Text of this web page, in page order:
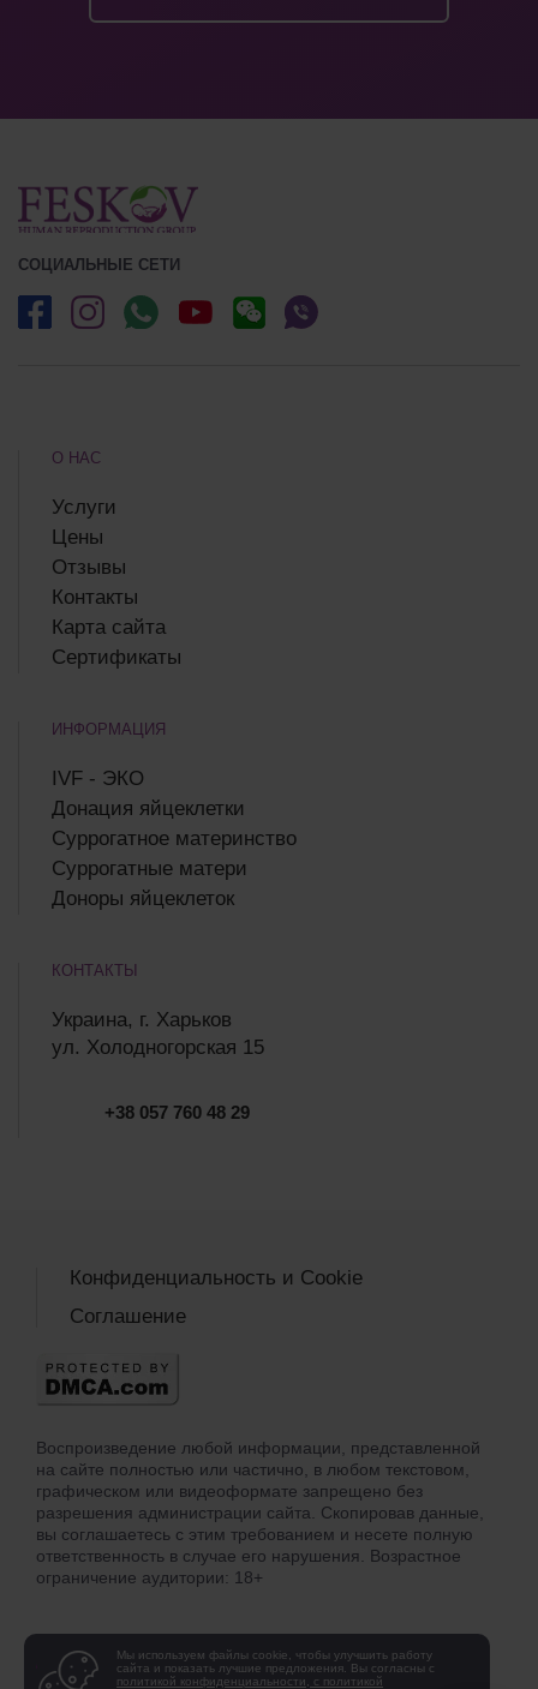
СОЦИАЛЬНЫЕ СЕТИ
О НАС
Услуги
Цены
Отзывы
Контакты
Карта сайта
Сертификаты
ИНФОРМАЦИЯ
IVF - ЭКО
Донация яйцеклетки
Суррогатное материнство
Суррогатные матери
Доноры яйцеклеток
КОНТАКТЫ
Украина, г. Харьков
ул. Холодногорская 15
+38 057 760 48 29
Воспроизведение любой информации, представленной
на сайте полностью или частично, в любом текстовом,
графическом или видеоформате запрещено без
разрешения администрации сайта. Скопировав данные,
вы соглашаетесь с этим требованием и несете полную
ответственность в случае его нарушения. Возрастное
ограничение аудитории: 18+
Конфиденциальность и Cookie
Соглашение
Мы используем файлы cookie, чтобы улучшить работу
сайта и показать лучшие предложения. Вы согласны с
политикой конфиденциальности, с политикой